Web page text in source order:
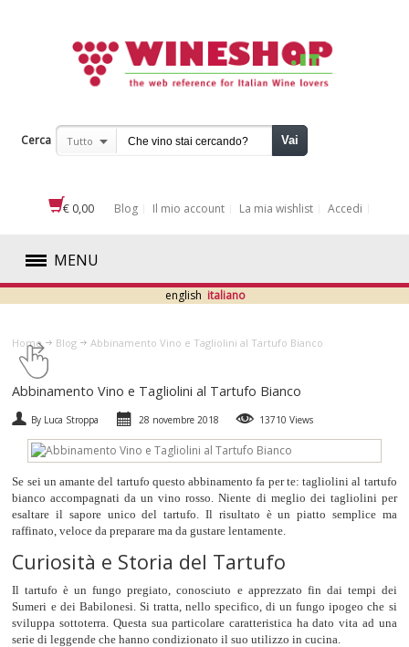
Cerca Tutto Vai
€ 0,00 Blog Il mio account La mia wishlist Accedi
MENU
ROSSI
BIANCHI
ROSATI
SPUMANTI
DESSERT
NON SOLO VINO
REGALI
CLUBWINESHOP.IT
english italiano
Home Blog ​Abbinamento Vino e Tagliolini al Tartufo Bianco
​Abbinamento Vino e Tagliolini al Tartufo Bianco
By Luca Stroppa 28 novembre 2018 13710 Views
Se sei un amante del tartufo questo abbinamento fa per te: tagliolini al tartufo
bianco accompagnati da un vino rosso. Niente di meglio dei tagliolini per
esaltare il sapore unico del tartufo. Il risultato è un piatto semplice ma
raffinato, veloce da preparare ma da gustare lentamente.
Curiosità e Storia del Tartufo
Il tartufo è un fungo pregiato, conosciuto e apprezzato fin dai tempi dei
Sumeri e dei Babilonesi. Si tratta, nello specifico, di un fungo ipogeo che si
sviluppa sottoterra. Questa sua particolare caratteristica ha dato vita ad una
serie di leggende che hanno condizionato il suo utilizzo in cucina.